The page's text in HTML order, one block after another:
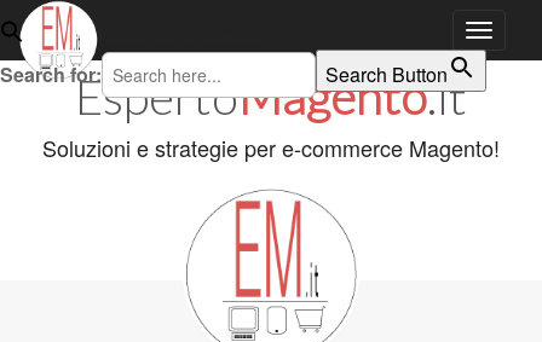
Search for: Search Button
Main menu
Skip to content
EspertoMagento.it
Soluzioni e strategie per e-commerce Magento!